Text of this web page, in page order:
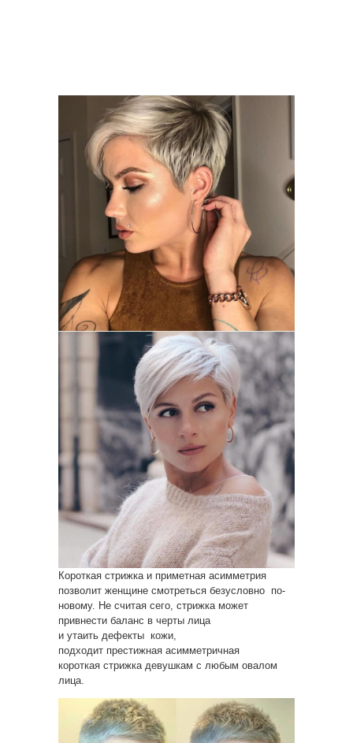
Короткая стрижка и приметная асимметрия
позволит женщине смотреться безусловно по-
новому. Не считая сего, стрижка может
привнести баланс в черты лица
и утаить дефекты кожи,
подходит престижная асимметричная
короткая стрижка девушкам с любым овалом
лица.